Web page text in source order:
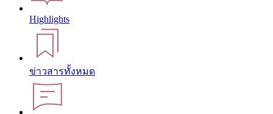
Highlights
ข่าวสารทั้งหมด